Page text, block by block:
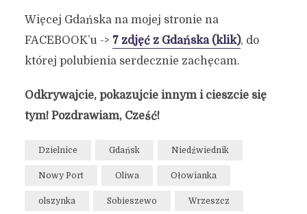
Więcej Gdańska na mojej stronie na
FACEBOOK’u -> 7 zdjęć z Gdańska (klik), do
której polubienia serdecznie zachęcam.
Odkrywajcie, pokazujcie innym i cieszcie się
tym! Pozdrawiam, Cześć!
Dzielnice Gdańsk Niedźwiednik
Nowy Port Oliwa Ołowianka
olszynka Sobieszewo Wrzeszcz